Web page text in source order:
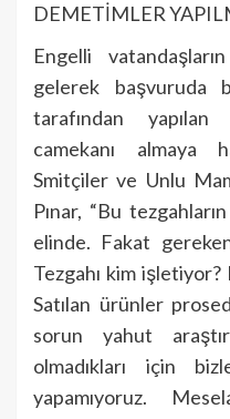
DEMETİMLER
Engelli
gelerek başvuruda
tarafından
camekanı almaya
Smitçiler ve Unlu
Pınar, “Bu
elinde. Fakat
Tezgahı kim
Satılan ürünler
sorun yahut
olmadıkları için
yapamıyoruz.